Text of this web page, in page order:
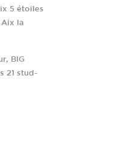
5 étoiles
la
BIG
21 stud-